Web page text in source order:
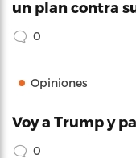
un plan contra
0
Opiniones
Voy a Trump y
0